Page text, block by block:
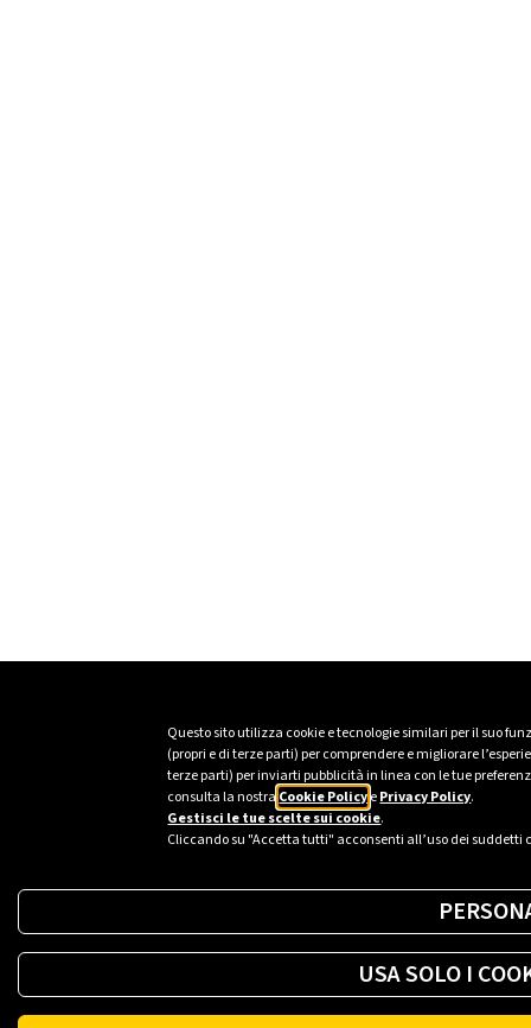
Questo sito utilizza cookie e tecnologie similari per il suo
(propri e di terze parti) per comprendere e migliorare
terze parti) per inviarti pubblicità in linea con le tue
consulta la nostra Cookie PolicyePrivacy Policy.
Gestisci le tue scelte sui cookie.
Cliccando su "Accetta tutti" acconsenti all’uso dei suddetti
USA SOLO I